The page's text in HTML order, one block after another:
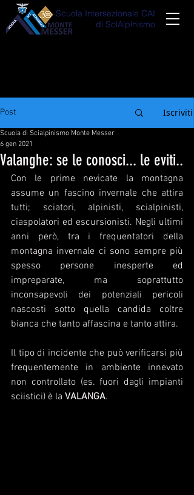
Scuola Intersezionale CAI
di SciAlpinismo
Post Iscriviti
Valanghe: se le conosci... le eviti..
Scuola di Scialpinismo Monte Messer
6 gen 2021
Con le prime nevicate la montagna
assume un fascino invernale che attira
tutti; sciatori, alpinisti, scialpinisti,
ciaspolatori ed escursionisti. Negli ultimi
anni però, tra i frequentatori della
montagna invernale ci sono sempre più
spesso persone inesperte ed
impreparate, ma soprattutto
inconsapevoli dei potenziali pericoli
nascosti sotto quella candida coltre
bianca che tanto affascina e tanto attira.
Il tipo di incidente che può verificarsi più
frequentemente in ambiente innevato
non controllato (es. fuori dagli impianti
sciistici) è la VALANGA.